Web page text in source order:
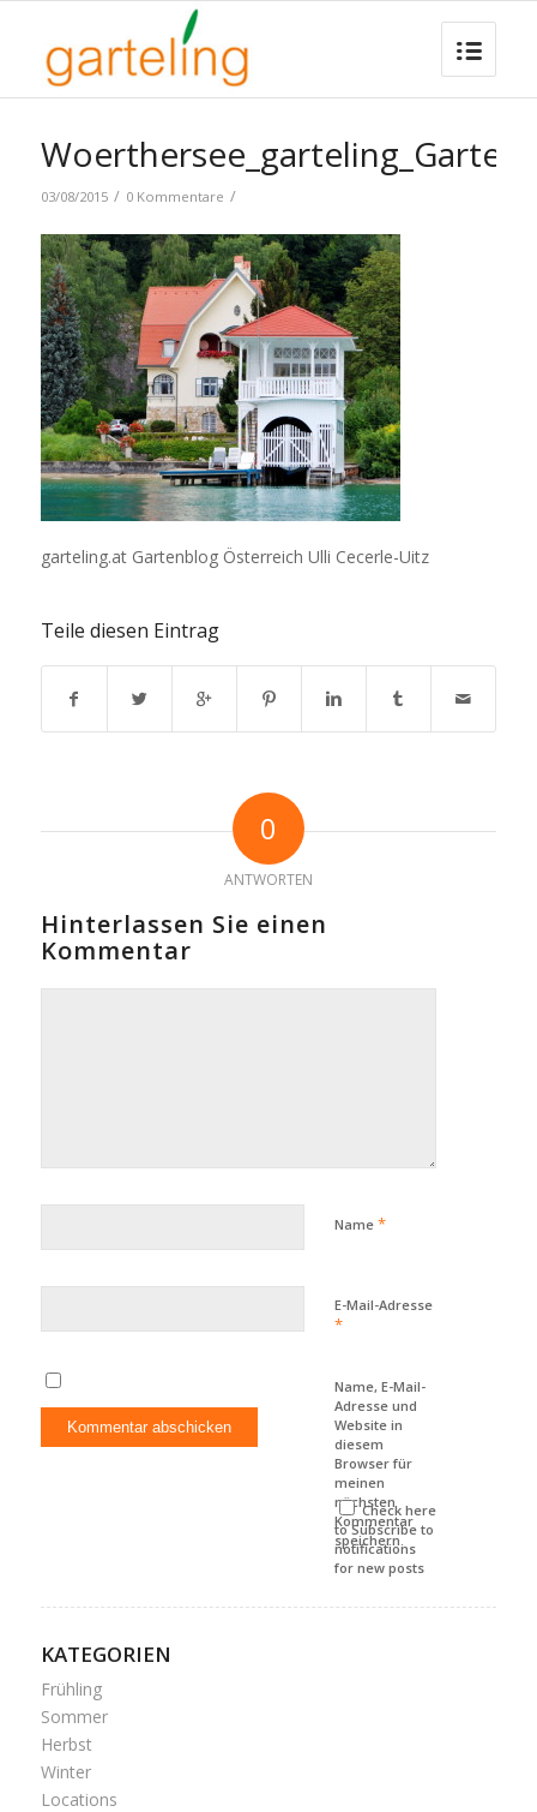
03/08/2015 / 0 Kommentare /
garteling.at Gartenblog Österreich Ulli Cecerle-Uitz
Teile diesen Eintrag
0
ANTWORTEN
Hinterlassen Sie einen
Kommentar
Name *
E-Mail-Adresse
*
Name, E-Mail-
Adresse und
Website in
diesem
Browser für
meinen
nächsten
Kommentar
speichern.
Check here
to Subscribe to
notifications
for new posts
KATEGORIEN
Frühling
Sommer
Herbst
Winter
Locations